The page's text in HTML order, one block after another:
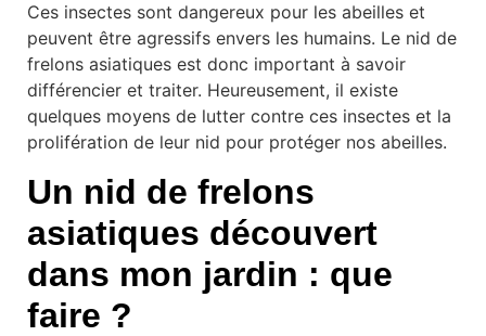
Ces insectes sont dangereux pour les abeilles et
peuvent être agressifs envers les humains. Le nid de
frelons asiatiques est donc important à savoir
différencier et traiter. Heureusement, il existe
quelques moyens de lutter contre ces insectes et la
prolifération de leur nid pour protéger nos abeilles.
Un nid de frelons
asiatiques découvert
dans mon jardin : que
faire ?